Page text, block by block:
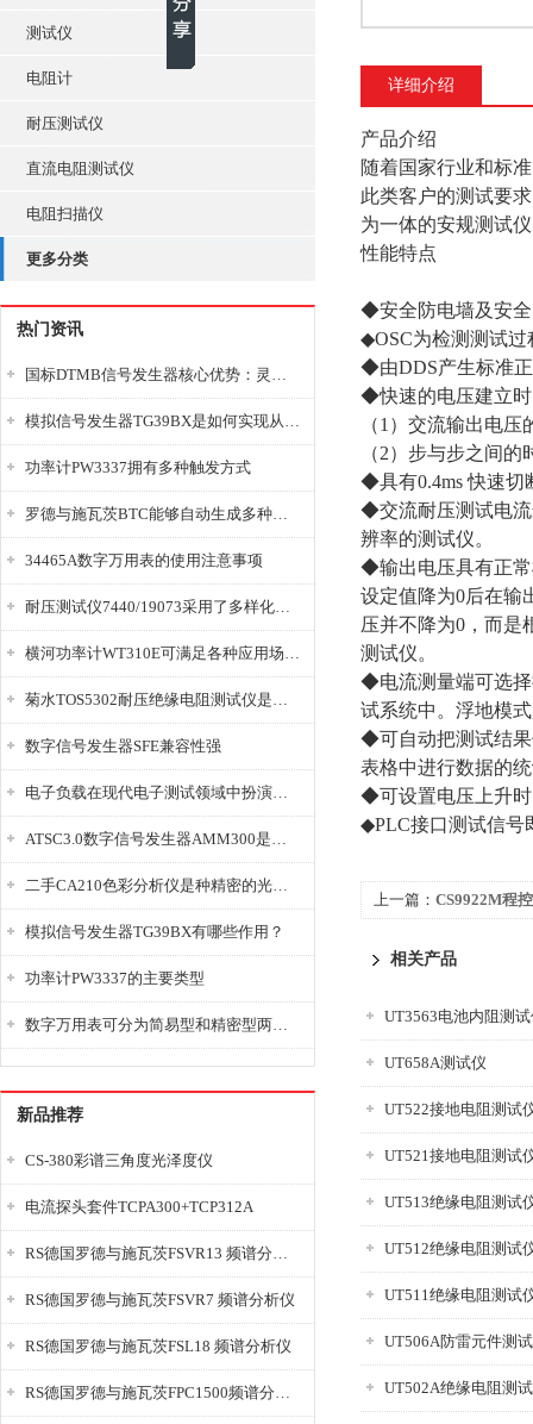
测试仪
电阻计
耐压测试仪
直流电阻测试仪
电阻扫描仪
更多分类
热门资讯
国标DTMB信号发生器核心优势：灵活性与准确性的结合
模拟信号发生器TG39BX是如何实现从直流到交流的波形转换?
功率计PW3337拥有多种触发方式
罗德与施瓦茨BTC能够自动生成多种音视频信号
34465A数字万用表的使用注意事项
耐压测试仪7440/19073采用了多样化的功能设计
横河功率计WT310E可满足各种应用场景的需求
菊水TOS5302耐压绝缘电阻测试仪是种重要的电气安全检测设备
数字信号发生器SFE兼容性强
电子负载在现代电子测试领域中扮演着重要的角色
ATSC3.0数字信号发生器AMM300是能够产生各种数字信号的电子设备
二手CA210色彩分析仪是种精密的光学测量仪器
模拟信号发生器TG39BX有哪些作用？
功率计PW3337的主要类型
数字万用表可分为简易型和精密型两大类
新品推荐
CS-380彩谱三角度光泽度仪
电流探头套件TCPA300+TCP312A
RS德国罗德与施瓦茨FSVR13 频谱分析仪
RS德国罗德与施瓦茨FSVR7 频谱分析仪
RS德国罗德与施瓦茨FSL18 频谱分析仪
RS德国罗德与施瓦茨FPC1500频谱分析仪
详细介绍
产品介绍
随着国家行业和标
此类客户的测试要
为一体的安规测试
性能特点
◆安全防电墙及安全
◆OSC为检测测试过
◆由DDS产生标准
◆快速的电压建立
（1）交流输出电
（2）步与步之间的
◆具有0.4ms 快速切
◆交流耐压测试电流
辨率的测试仪。
◆输出电压具有正常
设定值降为0后在输
压并不降为0，而是
测试仪。
◆电流测量端可选择
试系统中。浮地模
◆可自动把测试结果
表格中进行数据的
◆可设置电压上升时
◆PLC接口测试信号
上一篇： CS9922M程
相关产品
UT3563电池内阻测
UT658A测试仪
UT522接地电阻测试
UT521接地电阻测试
UT513绝缘电阻测试
UT512绝缘电阻测试
UT511绝缘电阻测试
UT506A防雷元件测
UT502A绝缘电阻测